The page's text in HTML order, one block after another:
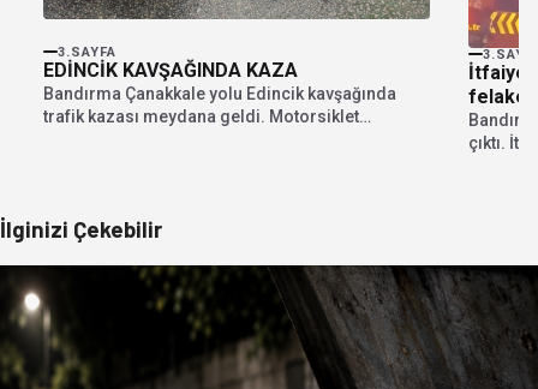
3.SAYFA
EDİNCİK KAVŞAĞINDA KAZA
Bandırma Çanakkale yolu Edincik kavşağında
trafik kazası meydana geldi. Motorsiklet
çıktı.
İlginizi Çekebilir